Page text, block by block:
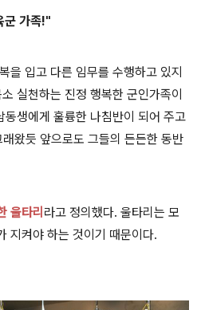
군 가족!"
을 입고 다른 임무를 수행하고 있지
실천하는 진정 행복한 군인가족이
생에게 훌륭한 나침반이 되 어 주고
왔듯 앞으로도 그들의 든든한 동반
울타리 라고 정의했다. 울타리는 모
지켜야 하는 것이기 때문이다.